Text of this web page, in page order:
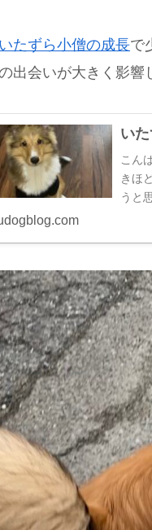
いたずら小僧の成長で
出会いが大きく影響
い
こん
きほ
うと